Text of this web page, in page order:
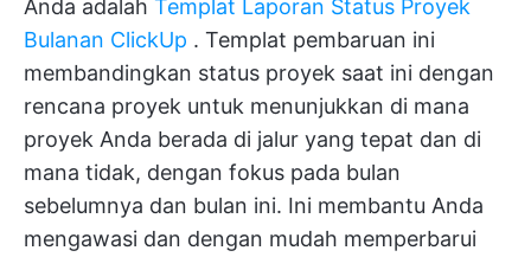
Anda adalah Templat Laporan Status Proyek
Bulanan ClickUp . Templat pembaruan ini
membandingkan status proyek saat ini dengan
rencana proyek untuk menunjukkan di mana
proyek Anda berada di jalur yang tepat dan di
mana tidak, dengan fokus pada bulan
sebelumnya dan bulan ini. Ini membantu Anda
mengawasi dan dengan mudah memperbarui